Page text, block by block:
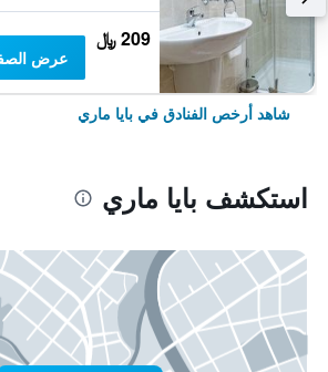
209 ﷼
عرض
شاهد أرخص الفنادق في بايا ماري
استكشف بايا ماري